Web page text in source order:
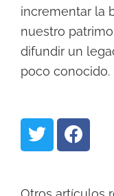
incrementar la
nuestro
difundir un
poco conocido.
en
en